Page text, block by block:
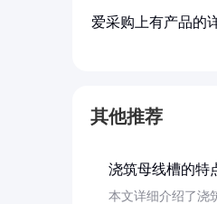
爱采购上有产品的
其他推荐
浇筑母线槽的特
本文详细介绍了浇